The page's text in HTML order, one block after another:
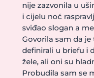
nije zazvonila u
i cijelu noć
sviđao slogan a
Govorila sam da
definirali u briefu i
žele, ali oni su
Probudila sam se